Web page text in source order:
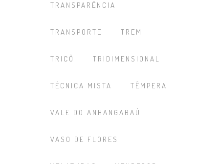
TRANSPARÊNCIA
TRANSPORTE TREM
TRICÔ TRIDIMENSIONAL
TÉCNICA MISTA TÊMPERA
VALE DO ANHANGABAÚ
VASO DE FLORES